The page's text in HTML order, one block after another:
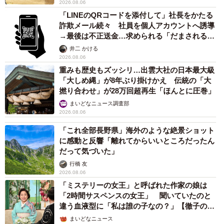
2026.08.06
「LINEのQRコードを添付して」社長をかたる
詐欺メール続々 社員を個人アカウントへ誘導
→最後は不正送金…求められる「だまされる前
提」の対策
井二 かける
2026.08.06
重みも歴史もズッシリ…出雲大社の日本最大級
「大しめ縄」が8年ぶり掛けかえ 伝統の「大
撚り合わせ」が28万回超再生「ほんとに圧巻」
まいどなニュース調査部
2026.08.06
「これ全部長野県」海外のような絶景ショット
に感動と反響「離れてからいいところだったん
だって気づいた」
行橋 友
2026.08.06
「ミステリーの女王」と呼ばれた作家の娘は
「2時間サスペンスの女王」 聞いていたのと
違う血液型に「私は誰の子なの？」【徹子の部
屋】まいどなニュース